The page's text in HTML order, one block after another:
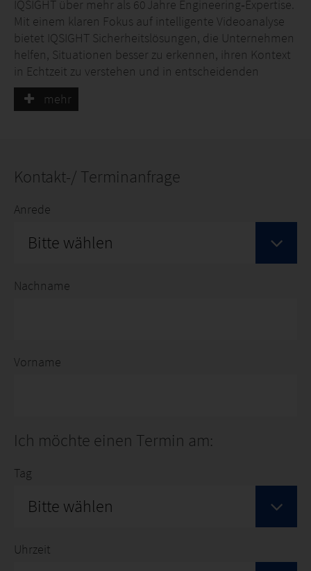
IQSIGHT über mehr als 60 Jahre Engineering‑Expertise.
Mit einem klaren Fokus auf intelligente Videoanalyse
bietet IQSIGHT Sicherheitslösungen, die Unternehmen
helfen, Situationen besser zu erkennen, ihren Kontext
in Echtzeit zu verstehen und in entscheidenden
Momenten schneller und sicherer zu handeln.
Gestützt durch über 600 Patente sind unsere Produkte
darauf ausgelegt, zuverlässig zu performen und
höchste Sicherheitsanforderungen zu erfüllen.
mehr
Kontakt-/ Terminanfrage
Anrede
Bitte wählen
Nachname
Vorname
Ich möchte einen Termin am:
Tag
Bitte wählen
Uhrzeit